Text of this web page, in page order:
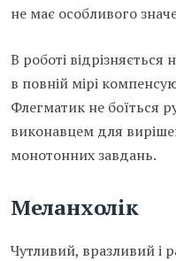
не має особливого
В роботі відрізняється
в повній мірі
Флегматик не боїться
виконавцем для
монотонних завдань.
Меланхолік
Чутливий, вразливий і